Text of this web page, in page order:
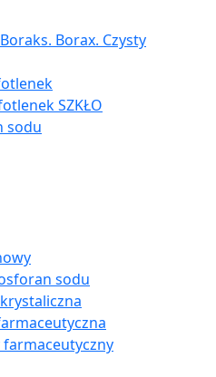
Borax. Czysty
SZKŁO
sodu
sodu